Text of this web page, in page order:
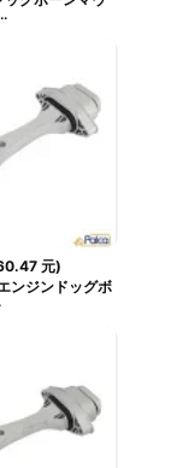
元)
ンジンドッグボ